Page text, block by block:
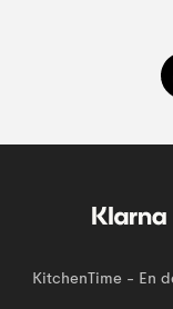
KitchenTime - En